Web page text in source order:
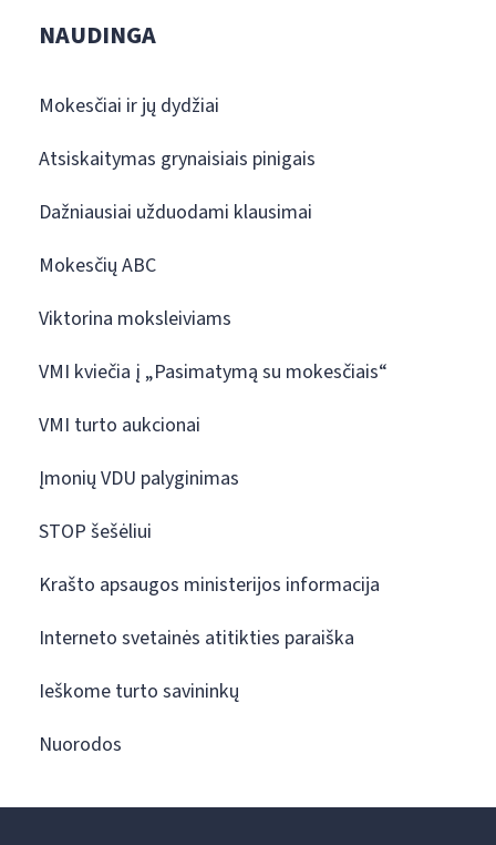
NAUDINGA
Mokesčiai ir jų dydžiai
Atsiskaitymas grynaisiais pinigais
Dažniausiai užduodami klausimai
Mokesčių ABC
Viktorina moksleiviams
VMI kviečia į „Pasimatymą su mokesčiais“
VMI turto aukcionai
Įmonių VDU palyginimas
STOP šešėliui
Krašto apsaugos ministerijos informacija
Interneto svetainės atitikties paraiška
Ieškome turto savininkų
Nuorodos